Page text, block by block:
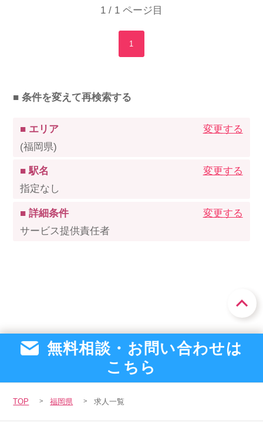
1 / 1 ページ目
1
■ 条件を変えて再検索する
■ エリア
(福岡県)
変更する
■ 駅名
指定なし
変更する
■ 詳細条件
サービス提供責任者
変更する
無料相談・お問い合わせは
こちら
TOP 福岡県 求人一覧